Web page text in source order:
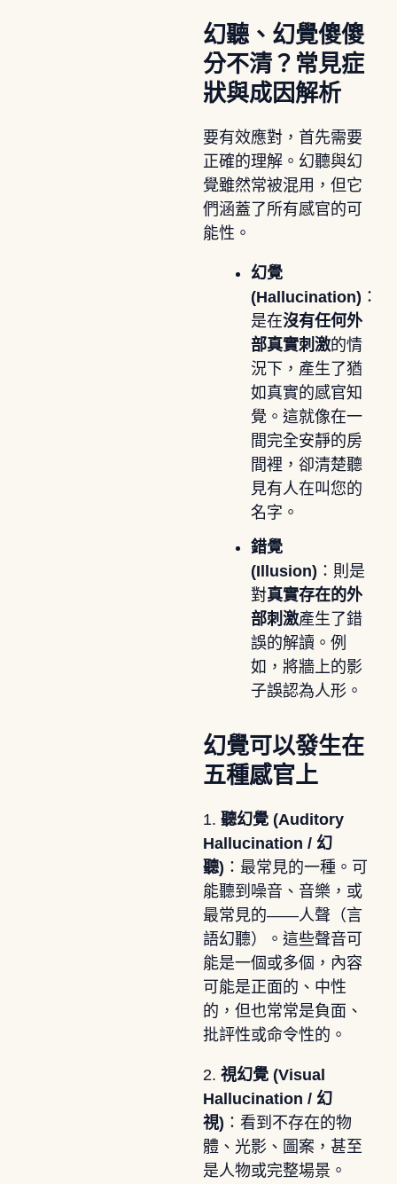
幻聽、幻覺傻傻
分不清？常見症
狀與成因解析
要有效應對，首先需要
正確的理解。幻聽與幻
覺雖然常被混用，但它
們涵蓋了所有感官的可
能性。
幻覺
(Hallucination) ：
是在沒有任何外
部真實刺激的情
況下，產生了猶
如真實的感官知
覺。這就像在一
間完全安靜的房
間裡，卻清楚聽
見有人在叫您的
名字。
錯覺
(Illusion) ：則是
對真實存在的外
部刺激產生了錯
誤的解讀。例
如，將牆上的影
子誤認為人形。
幻覺可以發生在
五種感官上
1. 聽幻覺 (Auditory
Hallucination / 幻
聽) ：最常見的一種。可
能聽到噪音、音樂，或
最常見的——人聲（言
語幻聽）。這些聲音可
能是一個或多個，內容
可能是正面的、中性
的，但也常常是負面、
批評性或命令性的。
2. 視幻覺 (Visual
Hallucination / 幻
視) ：看到不存在的物
體、光影、圖案，甚至
是人物或完整場景。